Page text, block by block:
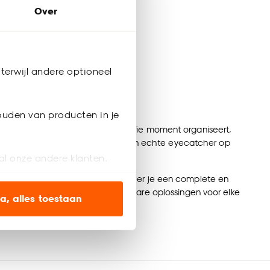
Over
andere optioneel
van producten in je
onze andere klanten.
om alleen de
alles toestaan
en gebak
een verjaardag, feestje of koffie moment organiseert,
Zo maak je van elk dessert een echte eyecatcher op
. Zo creëer je een complete en
Bij Kwantum vind je betaalbare oplossingen voor elke